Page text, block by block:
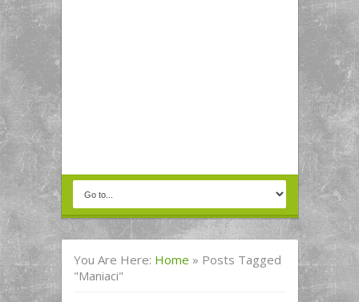
You Are Here: Home » Posts Tagged
"maniaci"